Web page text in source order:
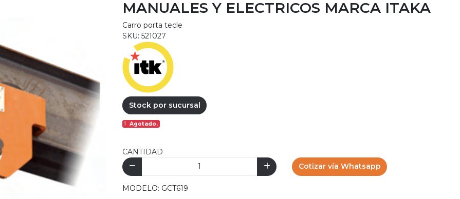
MANUALES Y ELECTRICOS MARCA ITAKA
Carro porta tecle
SKU: 521027
Stock por sucursal
Agotado.
CANTIDAD
Cotizar vía Whatsapp
MODELO: GCT619